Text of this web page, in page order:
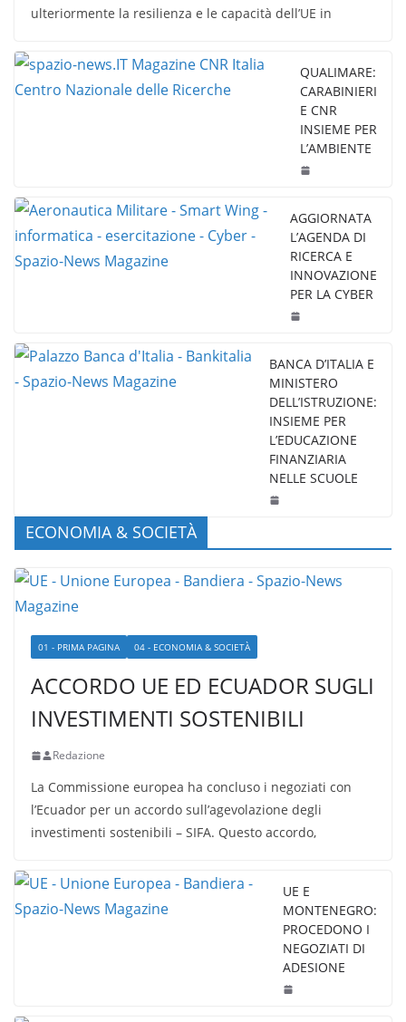
ulteriormente la resilienza e le capacità dell’UE in
QUALIMARE:
CARABINIERI
E CNR
INSIEME PER
L’AMBIENTE
AGGIORNATA
L’AGENDA DI
RICERCA E
INNOVAZIONE
PER LA CYBER
BANCA D’ITALIA E
MINISTERO
DELL’ISTRUZIONE:
INSIEME PER
L’EDUCAZIONE
FINANZIARIA
NELLE SCUOLE
ECONOMIA & SOCIETÀ
01 - PRIMA PAGINA 04 - ECONOMIA & SOCIETÀ
ACCORDO UE ED ECUADOR SUGLI
INVESTIMENTI SOSTENIBILI
Redazione
La Commissione europea ha concluso i negoziati con
l’Ecuador per un accordo sull’agevolazione degli
investimenti sostenibili – SIFA. Questo accordo,
UE E
MONTENEGRO:
PROCEDONO I
NEGOZIATI DI
ADESIONE